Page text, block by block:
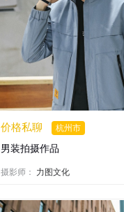
价格私聊 杭州市
男装拍摄作品
摄影师： 力图文化